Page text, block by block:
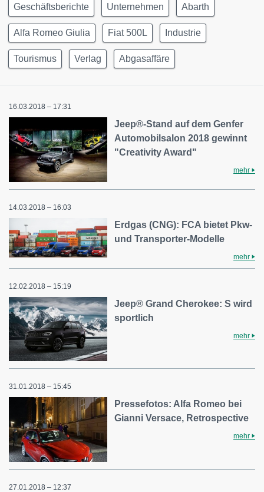
Geschäftsberichte Unternehmen Abarth
Alfa Romeo Giulia Fiat 500L Industrie
Tourismus Verlag Abgasaffäre
16.03.2018 – 17:31
Jeep®-Stand auf dem Genfer
Automobilsalon 2018 gewinnt
"Creativity Award"
mehr
14.03.2018 – 16:03
Erdgas (CNG): FCA bietet Pkw-
und Transporter-Modelle
mehr
12.02.2018 – 15:19
Jeep® Grand Cherokee: S wird
sportlich
mehr
31.01.2018 – 15:45
Pressefotos: Alfa Romeo bei
Gianni Versace, Retrospective
mehr
27.01.2018 – 12:37